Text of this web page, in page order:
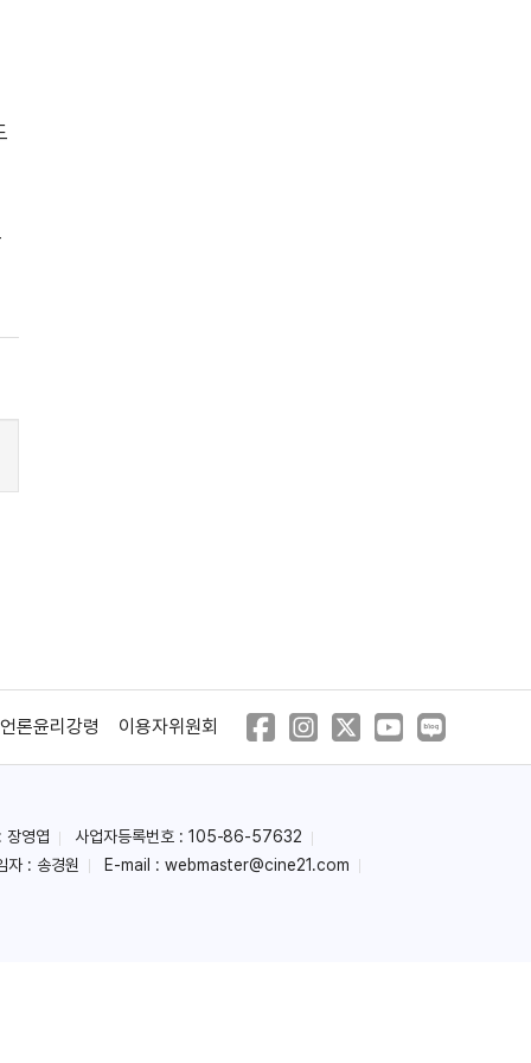
언론윤리강령 이용자위원회
장영엽
사업자등록번호 : 105-86-57632
자 : 송경원
E-mail : webmaster@cine21.com